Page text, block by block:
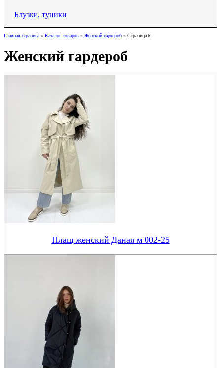
Блузки, туники
Главная страница» Каталог товаров » Женский гардероб » Страница 6
Женский гардероб
Плащ женский Даная м 002-25